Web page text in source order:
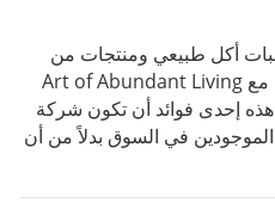
أكل طبيعي ومنتجات من
العصير المزيل للسموم بالتعاون مع Art of Abundant Living
إحدى فوائد أن تكون شركة
في السوق بدلاً من أن